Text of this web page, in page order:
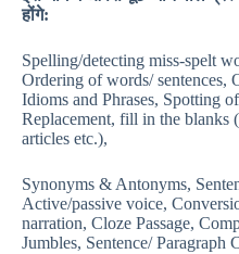
होंगे:
Spelling/detecting miss-spelt
Ordering of words/ sentences,
Idioms and Phrases, Spotting
Replacement, fill in the blanks
articles etc.),
Synonyms & Antonyms,
Active/passive voice,
narration, Cloze Passage,
Jumbles, Sentence/ Paragraph